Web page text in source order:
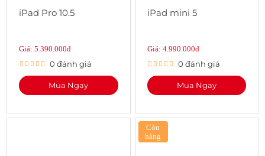
iPad Pro 10.5
Giá: 5.390.000đ
0 đánh giá
Mua Ngay
iPad mini 5
Giá: 4.990.000đ
0 đánh giá
Mua Ngay
Còn
hàng